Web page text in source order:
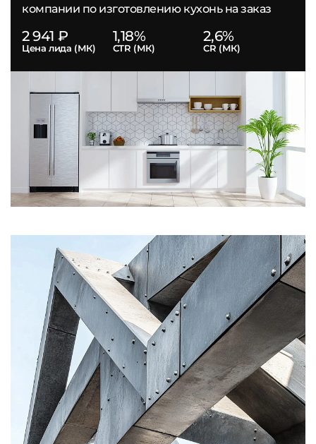
компании по изготовлению кухонь на заказ
2 941 ₽
Цена лида (МК)
1,18%
CTR (МК)
2,6%
CR (МК)